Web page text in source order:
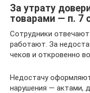
За утрату
товарами — п. 7
Сотрудники
работают. За
чеков и откровенно
Недостачу
нарушения — актами,